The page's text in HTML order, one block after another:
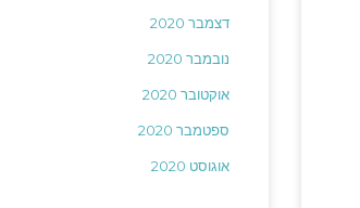
דצמבר 2020
נובמבר 2020
אוקטובר 2020
ספטמבר 2020
אוגוסט 2020